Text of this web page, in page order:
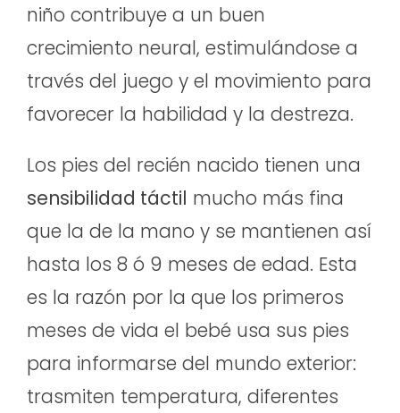
niño contribuye a un buen
crecimiento neural, estimulándose a
través del juego y el movimiento para
favorecer la habilidad y la destreza.
Los pies del recién nacido tienen una
sensibilidad táctil mucho más fina
que la de la mano y se mantienen así
hasta los 8 ó 9 meses de edad. Esta
es la razón por la que los primeros
meses de vida el bebé usa sus pies
para informarse del mundo exterior:
trasmiten temperatura, diferentes